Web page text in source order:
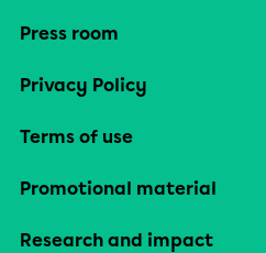
Press room
Privacy Policy
Terms of use
Promotional material
Research and impact